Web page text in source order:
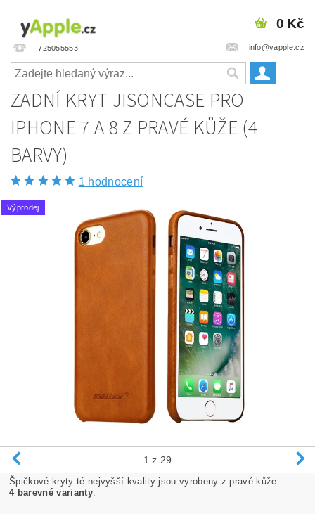
725055553 info@yapple.cz
0 Kč
ZADNÍ KRYT JISONCASE PRO
IPHONE 7 A 8 Z PRAVÉ KŮŽE (4
BARVY)
1 hodnocení
Výprodej
1 z 29
Špičkové kryty té nejvyšší kvality jsou vyrobeny z pravé kůže.
4 barevné varianty.